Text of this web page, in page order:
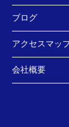
ブログ
アクセスマッ
会社概要